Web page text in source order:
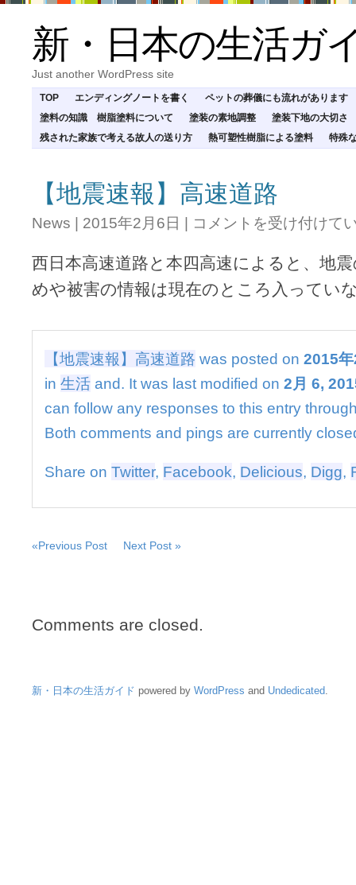
新・日本の生活ガ
Just another WordPress site
TOP エンディングノートを書く
ペットの葬儀にも流れがあります
塗料の知識 樹脂塗料について
塗装の素地調整
塗装下地の大切さ
残された家族で考える故人の送り方
熱可塑性樹脂による塗料 特殊
【地震速報】高速道路
News | 2015年2月6日 | 【地
報】
高
速
路
コメントを受け付けて
西日本高速道路と本四高速によると、地
めや被害の情報は現在のところ入ってい
【地震速報】高速道路 was posted on 2015
in 生活 and. It was last modified on 2月 6,
can follow any responses to this entry
Both comments and pings are currently
Share on Twitter, Facebook, Delicious, Digg,
«Previous Post Next Post »
Comments are closed.
新・日本の生活ガイド powered by WordPress and Undedicated.